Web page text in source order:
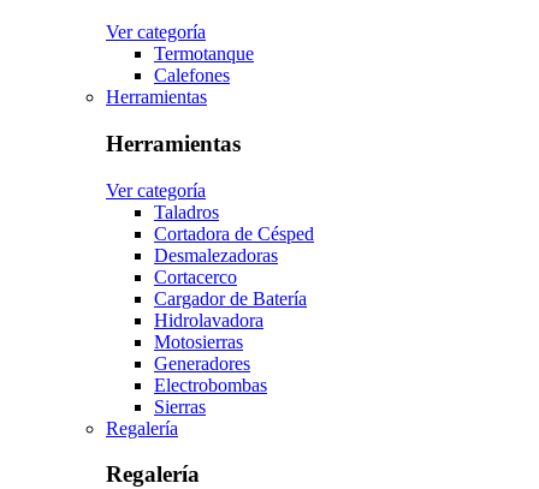
Ver categoría
Termotanque
Calefones
Herramientas
Herramientas
Ver categoría
Taladros
Cortadora de Césped
Desmalezadoras
Cortacerco
Cargador de Batería
Hidrolavadora
Motosierras
Generadores
Electrobombas
Sierras
Regalería
Regalería